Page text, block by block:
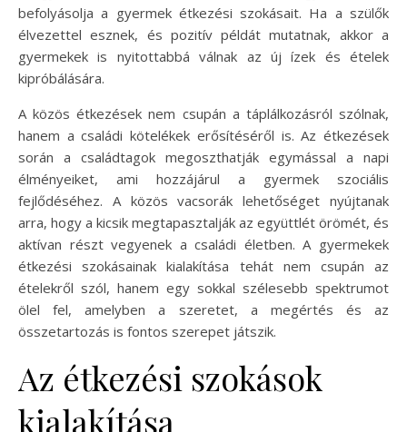
befolyásolja a gyermek étkezési szokásait. Ha a szülők
élvezettel esznek, és pozitív példát mutatnak, akkor a
gyermekek is nyitottabbá válnak az új ízek és ételek
kipróbálására.
A közös étkezések nem csupán a táplálkozásról szólnak,
hanem a családi kötelékek erősítéséről is. Az étkezések
során a családtagok megoszthatják egymással a napi
élményeiket, ami hozzájárul a gyermek szociális
fejlődéséhez. A közös vacsorák lehetőséget nyújtanak
arra, hogy a kicsik megtapasztalják az együttlét örömét, és
aktívan részt vegyenek a családi életben. A gyermekek
étkezési szokásainak kialakítása tehát nem csupán az
ételekről szól, hanem egy sokkal szélesebb spektrumot
ölel fel, amelyben a szeretet, a megértés és az
összetartozás is fontos szerepet játszik.
Az étkezési szokások
kialakítása